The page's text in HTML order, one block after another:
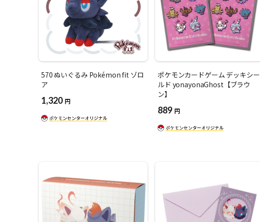
570 ぬいぐるみ Pokémon fit ゾロ
ア
1,320 円
ポケモンカードゲーム デッキシー
ルド yonayonaGhost【ブラウ
ン】
889 円